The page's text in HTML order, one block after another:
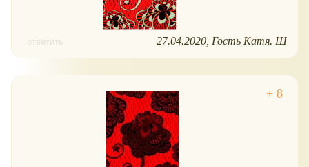
ответить 27.04.2020 Гость Катя. Ш